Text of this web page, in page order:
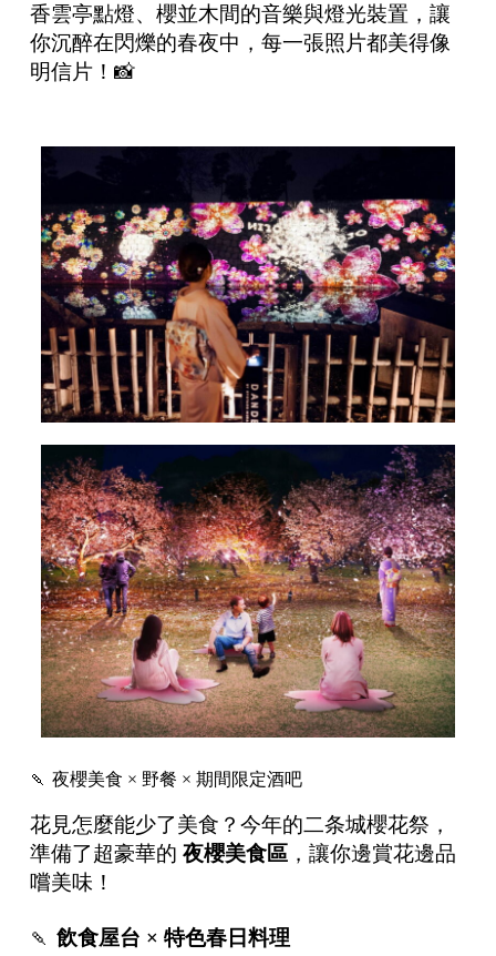
香雲亭點燈、櫻並木間的音樂與燈光裝置，讓
你沉醉在閃爍的春夜中，每一張照片都美得像
明信片！📸
🍡 夜櫻美食 × 野餐 × 期間限定酒吧
花見怎麼能少了美食？今年的二条城櫻花祭，
準備了超豪華的 夜櫻美食區，讓你邊賞花邊品
嚐美味！
🍡 飲食屋台 × 特色春日料理